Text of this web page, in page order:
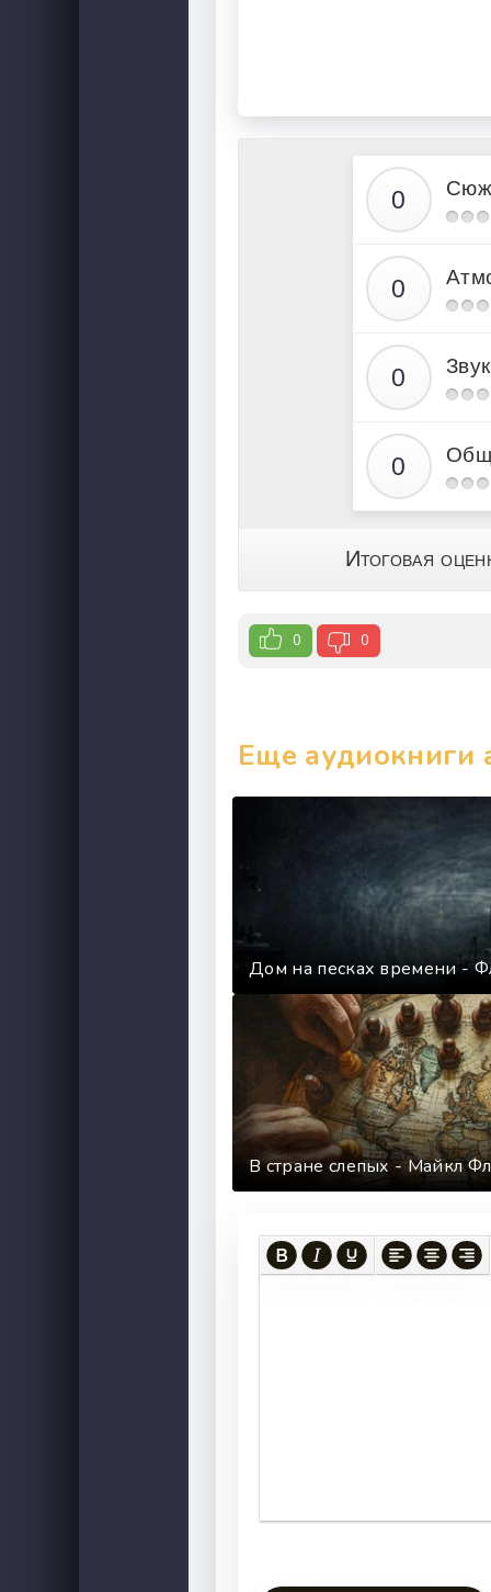
Итоговая
0 0
Еще аудиокниги
Дом на песках времени -
В стране слепых - Майкл